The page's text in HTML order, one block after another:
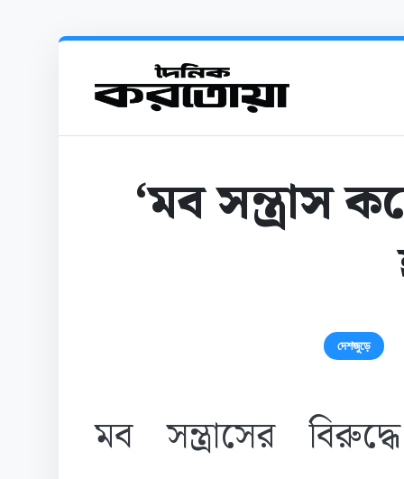
‘মব সন্ত্রাস
দেশজুড়ে
মব সন্ত্রাসের